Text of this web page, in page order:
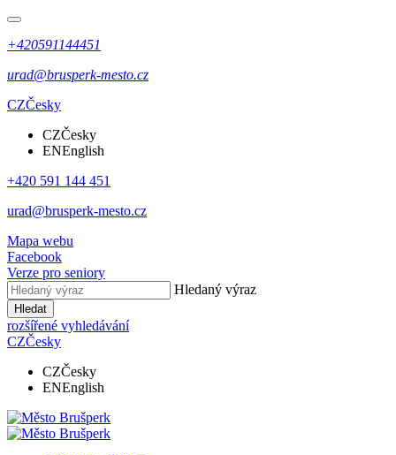
+420591144451
urad@brusperk-mesto.cz
CZČesky
CZČesky
ENEnglish
+420 591 144 451
urad@brusperk-mesto.cz
Mapa webu
Facebook
Verze pro seniory
Hledaný výraz
Hledat
rozšířené vyhledávání
CZČesky
CZČesky
ENEnglish